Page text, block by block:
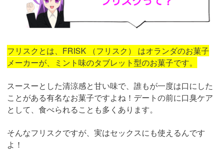
フリスクとは、FRISK （フリスク） はオランダのお菓子
メーカーが、ミント味のタブレット型のお菓子です。
スースーとした清涼感と甘い味で、誰もが一度は口にした
ことがある有名なお菓子ですよね！デートの前に口臭ケア
として、食べられることも多くあります。
そんなフリスクですが、実はセックスにも使えるんです
よ！